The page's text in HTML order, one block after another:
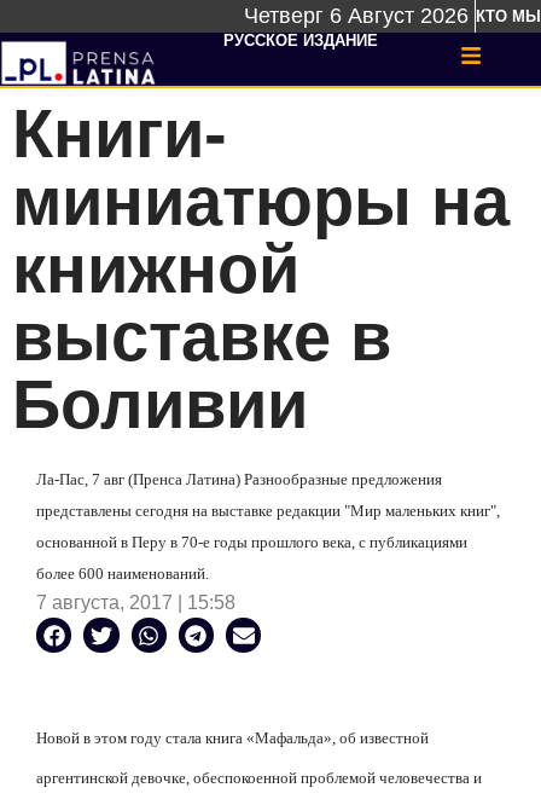
Четверг 6 Август 2026 КТО МЫ
РУССКОЕ ИЗДАНИЕ
Книги-
миниатюры на
книжной
выставке в
Боливии
Ла-Пас, 7 авг (Пренса Латина) Разнообразные предложения
представлены сегодня на выставке редакции "Мир маленьких книг",
основанной в Перу в 70-е годы прошлого века, с публикациями
более 600 наименований.
7 августа, 2017 | 15:58
Новой в этом году стала книга «Мафальда», об известной
аргентинской девочке, обеспокоенной проблемой человечества и